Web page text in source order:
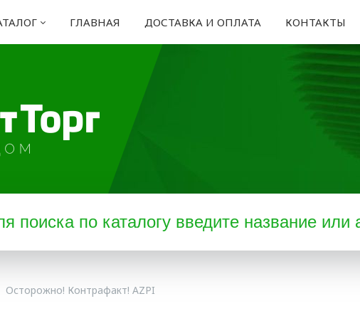
ГЛАВНАЯ ДОСТАВКА И ОПЛАТА КОНТАКТЫ
Осторожно! Контрафакт! AZPI